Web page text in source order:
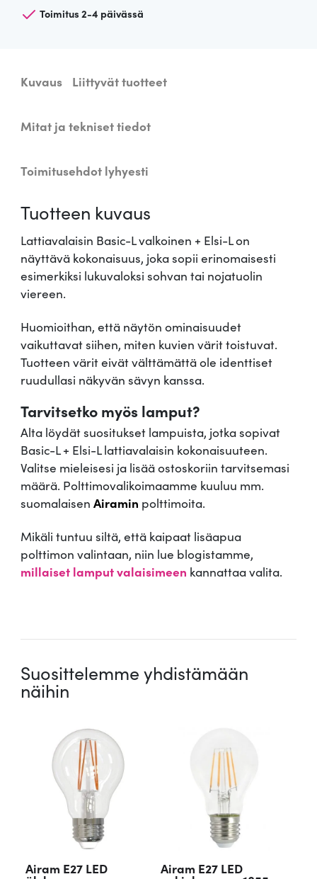
v
i
i
a
i
-
L
v
a
i
e
n
+
E
s
-
L
m
ä
Toimitus 2-4 päivässä
Kuvaus Liittyvät tuotteet
Mitat ja tekniset tiedot
Toimitusehdot lyhyesti
Tuotteen kuvaus
Lattiavalaisin Basic-L valkoinen + Elsi-L on
näyttävä kokonaisuus, joka sopii erinomaisesti
esimerkiksi lukuvaloksi sohvan tai nojatuolin
viereen.
Huomioithan, että näytön ominaisuudet
vaikuttavat siihen, miten kuvien värit toistuvat.
Tuotteen värit eivät välttämättä ole identtiset
ruudullasi näkyvän sävyn kanssa.
Tarvitsetko myös lamput?
Alta löydät suositukset lampuista, jotka sopivat
Basic-L + Elsi-L lattiavalaisin kokonaisuuteen.
Valitse mieleisesi ja lisää ostoskoriin tarvitsemasi
määrä. Polttimovalikoimaamme kuuluu mm.
suomalaisen Airamin polttimoita.
Mikäli tuntuu siltä, että kaipaat lisäapua
polttimon valintaan, niin lue blogistamme,
millaiset lamput valaisimeen kannattaa valita.
Suosittelemme yhdistämään
näihin
Airam E27 LED Airam E27 LED